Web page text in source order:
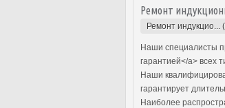
Ремонт
Ремонт индукцио...
Наши специалисты
гарантией</a> всех
Наши
гарантирует
Наиболее